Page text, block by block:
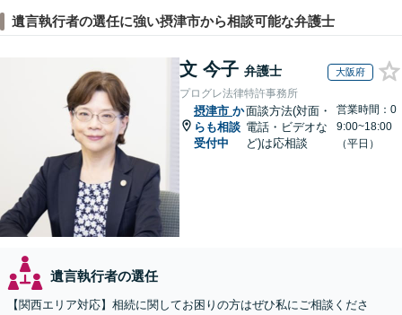
遺言執行者の選任に強い摂津市から相談可能な弁護士
文 今子 弁護士 大阪府
プログレ法律特許事務所
摂津市 か
らも相談
受付中
面談方法(対面・
電話・ビデオな
ど)は応相談
営業時間：0
9:00~18:00
（平日）
遺言執行者の選任
【関西エリア対応】相続に関してお困りの方はぜひ私にご相談くださ